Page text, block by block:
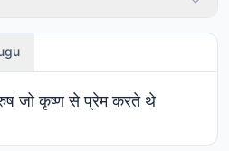
जो कृष्ण से प्रेम करते थे